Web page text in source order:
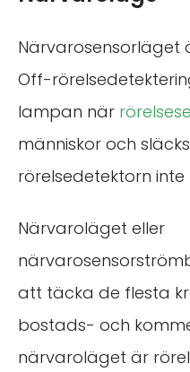
Närvarosensorläget
Off-
lampan när
människor och
rörelsedetektorn inte
Närvaroläget eller
att täcka de flesta
bostads- och
närvaroläget är